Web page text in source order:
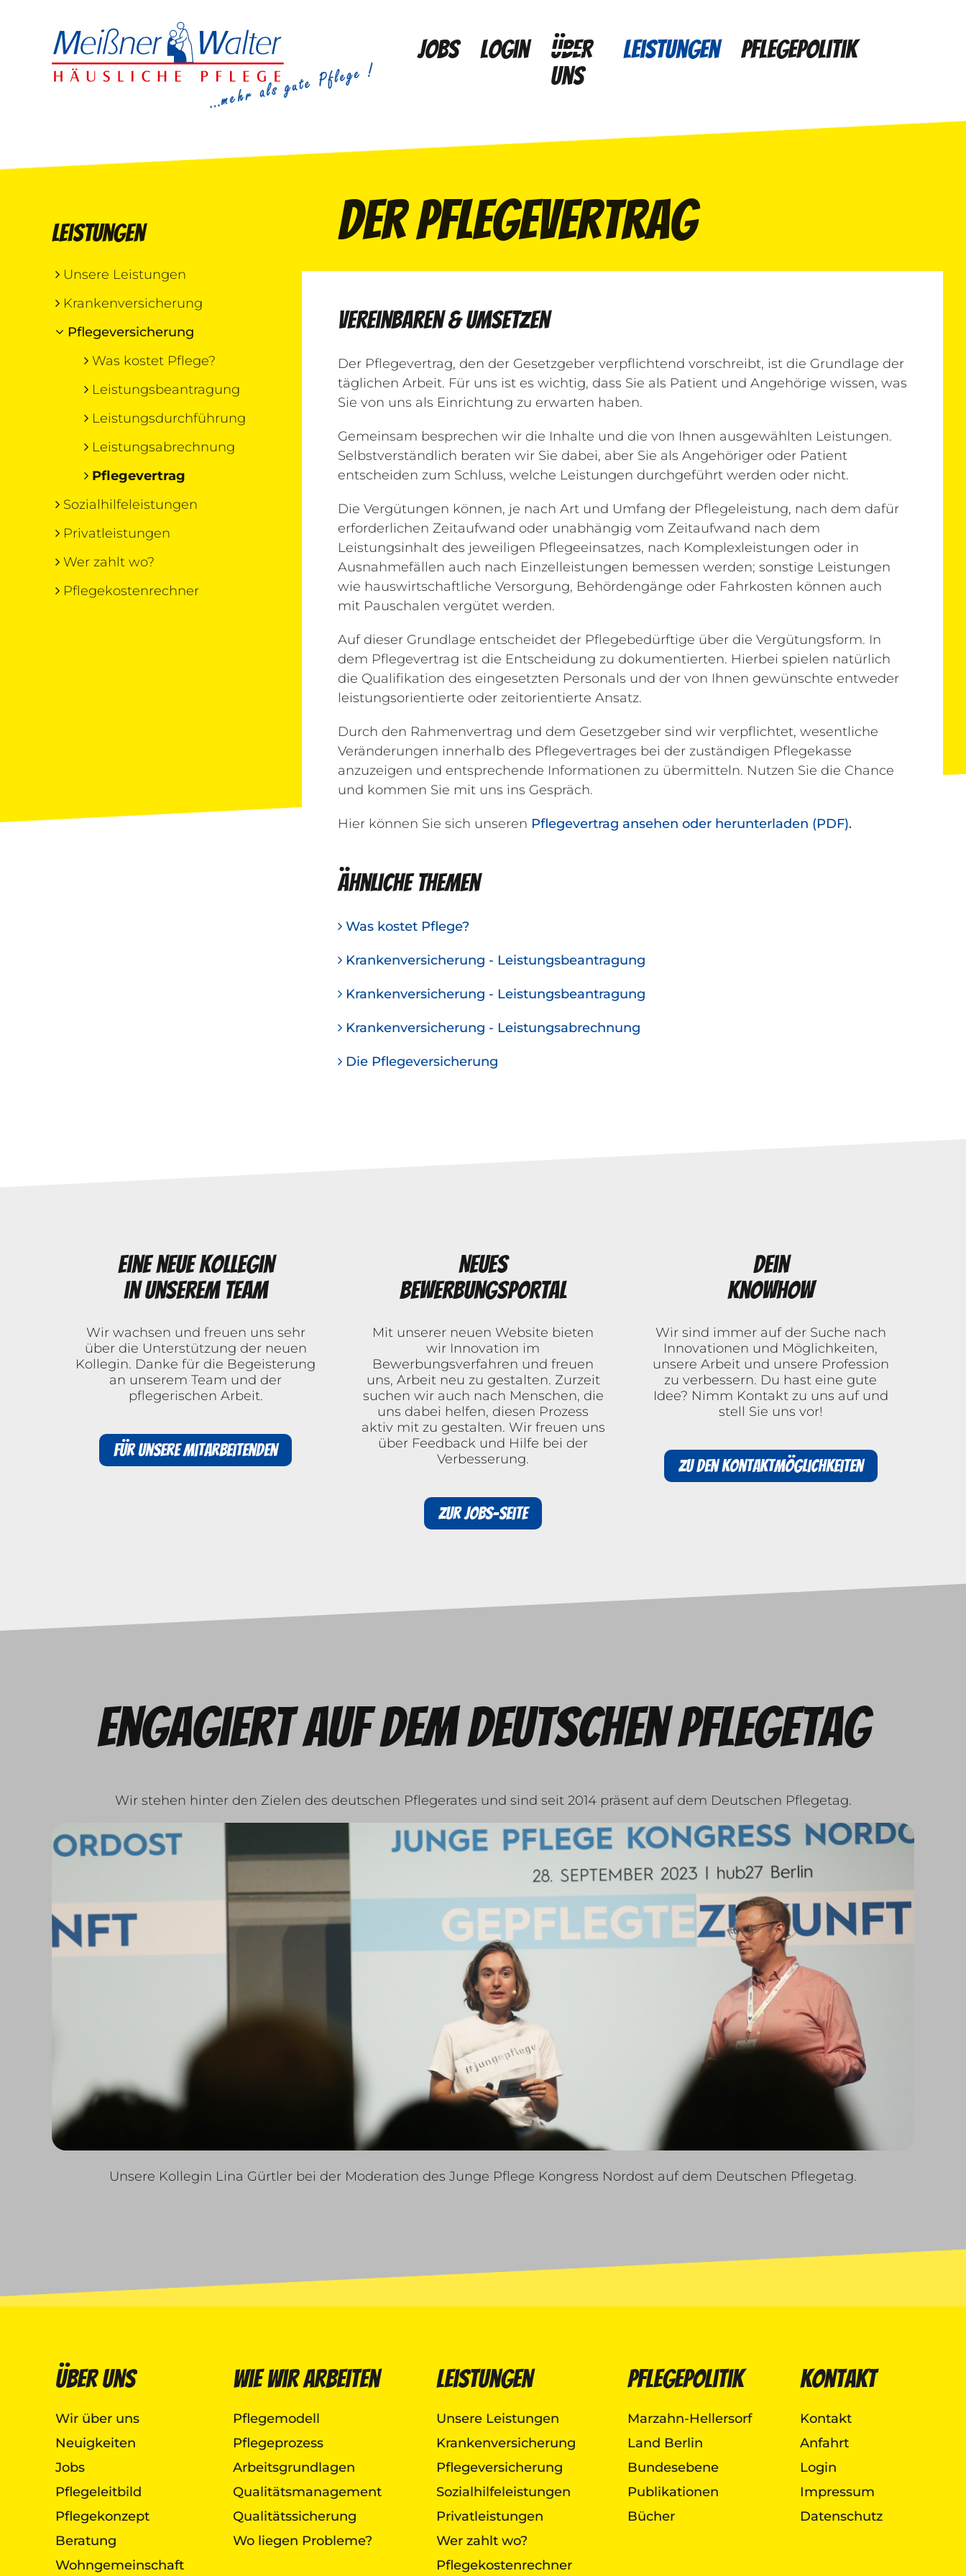
Jobs Login
Über
uns
Leistungen Pflegepolitik
Leistungen
Unsere Leistungen
Krankenversicherung
Pflegeversicherung
Was kostet Pflege?
Leistungsbeantragung
Leistungsdurchführung
Leistungsabrechnung
Pflegevertrag
Sozialhilfeleistungen
Privatleistungen
Wer zahlt wo?
Pflegekostenrechner
Der Pflegevertrag
Vereinbaren & Umsetzen
Der Pflegevertrag, den der Gesetzgeber verpflichtend vorschreibt, ist die Grundlage der
täglichen Arbeit. Für uns ist es wichtig, dass Sie als Patient und Angehörige wissen, was
Sie von uns als Einrichtung zu erwarten haben.
Gemeinsam besprechen wir die Inhalte und die von Ihnen ausgewählten Leistungen.
Selbstverständlich beraten wir Sie dabei, aber Sie als Angehöriger oder Patient
entscheiden zum Schluss, welche Leistungen durchgeführt werden oder nicht.
Die Vergütungen können, je nach Art und Umfang der Pflegeleistung, nach dem dafür
erforderlichen Zeitaufwand oder unabhängig vom Zeitaufwand nach dem
Leistungsinhalt des jeweiligen Pflegeeinsatzes, nach Komplexleistungen oder in
Ausnahmefällen auch nach Einzelleistungen bemessen werden; sonstige Leistungen
wie hauswirtschaftliche Versorgung, Behördengänge oder Fahrkosten können auch
mit Pauschalen vergütet werden.
Auf dieser Grundlage entscheidet der Pflegebedürftige über die Vergütungsform. In
dem Pflegevertrag ist die Entscheidung zu dokumentierten. Hierbei spielen natürlich
die Qualifikation des eingesetzten Personals und der von Ihnen gewünschte entweder
leistungsorientierte oder zeitorientierte Ansatz.
Durch den Rahmenvertrag und dem Gesetzgeber sind wir verpflichtet, wesentliche
Veränderungen innerhalb des Pflegevertrages bei der zuständigen Pflegekasse
anzuzeigen und entsprechende Informationen zu übermitteln. Nutzen Sie die Chance
und kommen Sie mit uns ins Gespräch.
Hier können Sie sich unseren Pflegevertrag ansehen oder herunterladen (PDF).
Ähnliche Themen
Was kostet Pflege?
Krankenversicherung - Leistungsbeantragung
Krankenversicherung - Leistungsbeantragung
Krankenversicherung - Leistungsabrechnung
Die Pflegeversicherung
Eine neue Kollegin
in unserem Team
Wir wachsen und freuen uns sehr
über die Unterstützung der neuen
Kollegin. Danke für die Begeisterung
an unserem Team und der
pflegerischen Arbeit.
Für unsere Mitarbeitenden
Neues
Bewerbungsportal
Mit unserer neuen Website bieten
wir Innovation im
Bewerbungsverfahren und freuen
uns, Arbeit neu zu gestalten. Zurzeit
suchen wir auch nach Menschen, die
uns dabei helfen, diesen Prozess
aktiv mit zu gestalten. Wir freuen uns
über Feedback und Hilfe bei der
Verbesserung.
Zur Jobs-Seite
Dein
Knowhow
Wir sind immer auf der Suche nach
Innovationen und Möglichkeiten,
unsere Arbeit und unsere Profession
zu verbessern. Du hast eine gute
Idee? Nimm Kontakt zu uns auf und
stell Sie uns vor!
Zu den Kontaktmöglichkeiten
Engagiert auf dem deutschen Pflegetag
Wir stehen hinter den Zielen des deutschen Pflegerates und sind seit 2014 präsent auf dem Deutschen Pflegetag.
Unsere Kollegin Lina Gürtler bei der Moderation des Junge Pflege Kongress Nordost auf dem Deutschen Pflegetag.
Über uns
Wir über uns
Neuigkeiten
Jobs
Pflegeleitbild
Pflegekonzept
Beratung
Wohngemeinschaft
Wie wir arbeiten
Pflegemodell
Pflegeprozess
Arbeitsgrundlagen
Qualitätsmanagement
Qualitätssicherung
Wo liegen Probleme?
Leistungen
Unsere Leistungen
Krankenversicherung
Pflegeversicherung
Sozialhilfeleistungen
Privatleistungen
Wer zahlt wo?
Pflegekostenrechner
Pflegepolitik
Marzahn-Hellersorf
Land Berlin
Bundesebene
Publikationen
Bücher
Kontakt
Kontakt
Anfahrt
Login
Impressum
Datenschutz